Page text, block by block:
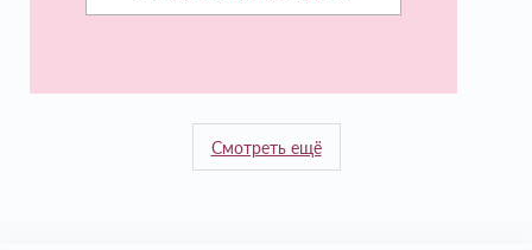
Смотреть ещё